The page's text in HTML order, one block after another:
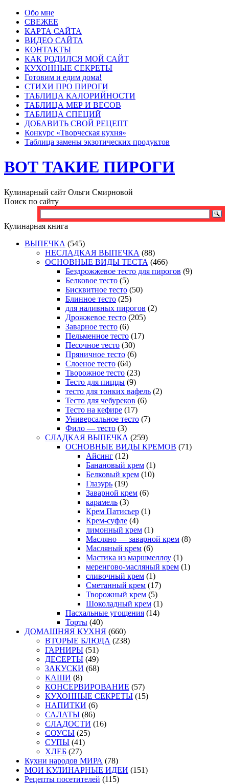
Обо мне
СВЕЖЕЕ
КАРТА САЙТА
ВИДЕО САЙТА
КОНТАКТЫ
КАК РОДИЛСЯ МОЙ САЙТ
КУХОННЫЕ СЕКРЕТЫ
Готовим и едим дома!
СТИХИ ПРО ПИРОГИ
ТАБЛИЦА КАЛОРИЙНОСТИ
ТАБЛИЦА МЕР И ВЕСОВ
ТАБЛИЦА СПЕЦИЙ
ДОБАВИТЬ СВОЙ РЕЦЕПТ
Конкурс «Творческая кухня»
Таблица замены экзотических продуктов
ВОТ ТАКИЕ ПИРОГИ
Кулинарный сайт Ольги Смирновой
Поиск по сайту
Кулинарная книга
ВЫПЕЧКА (545)
НЕСЛАДКАЯ ВЫПЕЧКА (88)
ОСНОВНЫЕ ВИДЫ ТЕСТА (466)
Бездрожжевое тесто для пирогов (9)
Белковое тесто (5)
Бисквитное тесто (50)
Блинное тесто (25)
для наливных пирогов (2)
Дрожжевое тесто (205)
Заварное тесто (6)
Пельменное тесто (17)
Песочное тесто (30)
Пряничное тесто (6)
Слоеное тесто (64)
Творожное тесто (23)
Тесто для пиццы (9)
тесто для тонких вафель (2)
Тесто для чебуреков (6)
Тесто на кефире (17)
Универсальное тесто (7)
Фило — тесто (3)
СЛАДКАЯ ВЫПЕЧКА (259)
ОСНОВНЫЕ ВИДЫ КРЕМОВ (71)
Айсинг (12)
Банановый крем (1)
Белковый крем (10)
Глазурь (19)
Заварной крем (6)
карамель (3)
Крем Патисьер (1)
Крем-суфле (4)
лимонный крем (1)
Масляно — заварной крем (8)
Масляный крем (6)
Мастика из маршмеллоу (1)
меренгово-масляный крем (1)
сливочный крем (1)
Сметанный крем (17)
Творожный крем (5)
Шоколадный крем (1)
Пасхальные угощения (14)
Торты (40)
ДОМАШНЯЯ КУХНЯ (660)
ВТОРЫЕ БЛЮДА (238)
ГАРНИРЫ (51)
ДЕСЕРТЫ (49)
ЗАКУСКИ (68)
КАШИ (8)
КОНСЕРВИРОВАНИЕ (57)
КУХОННЫЕ СЕКРЕТЫ (15)
НАПИТКИ (6)
САЛАТЫ (86)
СЛАДОСТИ (16)
СОУСЫ (25)
СУПЫ (41)
ХЛЕБ (27)
Кухни народов МИРА (78)
МОИ КУЛИНАРНЫЕ ИДЕИ (151)
Рецепты посетителей (115)